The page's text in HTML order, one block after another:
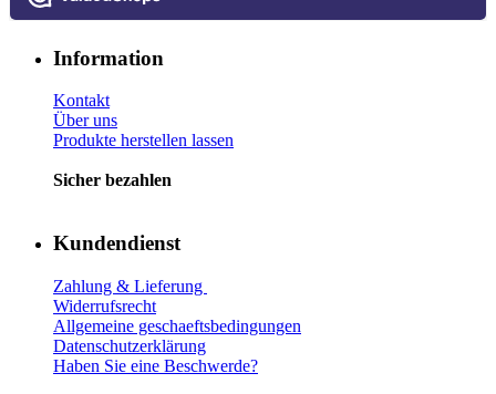
Information
Kontakt
Über uns
Produkte herstellen lassen
Sicher bezahlen
Kundendienst
Zahlung & Lieferung
Widerrufsrecht
Allgemeine geschaeftsbedingungen
Datenschutzerklärung
Haben Sie eine Beschwerde?